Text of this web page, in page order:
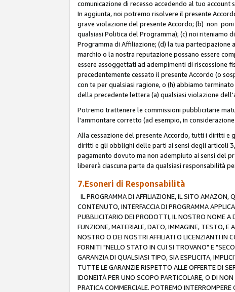
comunicazione di recesso accedendo al tuo
In aggiunta, noi potremo risolvere il presente
grave violazione del presente Accordo; (b) non
qualsiasi Politica del Programma); (c) noi riteniamo
Programma di Affiliazione; (d) la tua
marchio o la nostra reputazione possano essere
essere assoggettati ad adempimenti di riscossione
precedentemente cessato il presente Accordo (o
con te per qualsiasi ragione, o (h) abbiamo
della precedente lettera (a) qualsiasi violazione
Potremo trattenere le commissioni pubblicitarie
l'ammontare corretto (ad esempio, in
Alla cessazione del presente Accordo, tutti i diritti e
diritti e gli obblighi delle parti ai sensi degli articoli
pagamento dovuto ma non adempiuto ai sensi del
libererà ciascuna parte da qualsiasi responsabilità
7.Esoneri di Responsabilità
IL PROGRAMMA DI AFFILIAZIONE, IL SITO AMAZON,
CONTENUTO, INTERFACCIA DI PROGRAMMA
PUBBLICITARIO DEI PRODOTTI, IL NOSTRO NOME A
FUNZIONE, MATERIALE, DATO, IMMAGINE, TESTO,
NOSTRO O DEI NOSTRI AFFILIATI O LICENZIANTI IN
FORNITI "NELLO STATO IN CUI SI TROVANO" E
GARANZIA DI QUALSIASI TIPO, SIA ESPLICITA,
TUTTE LE GARANZIE RISPETTO ALLE OFFERTE DI
IDONEITÀ PER UNO SCOPO PARTICOLARE, O DI
PRATICA COMMERCIALE. POTREMO